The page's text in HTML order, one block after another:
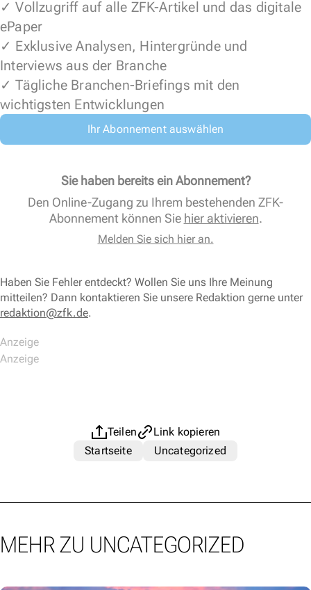
✓ Vollzugriff auf alle ZFK-Artikel und das digitale
ePaper
✓ Exklusive Analysen, Hintergründe und
Interviews aus der Branche
✓ Tägliche Branchen-Briefings mit den
wichtigsten Entwicklungen
Ihr Abonnement auswählen
Sie haben bereits ein Abonnement?
Den Online-Zugang zu Ihrem bestehenden ZFK-
Abonnement können Sie hier aktivieren.
Melden Sie sich hier an.
Haben Sie Fehler entdeckt? Wollen Sie uns Ihre Meinung
mitteilen? Dann kontaktieren Sie unsere Redaktion gerne unter
redaktion@zfk.de.
Teilen
Link kopieren
Startseite
Uncategorized
MEHR ZU UNCATEGORIZED